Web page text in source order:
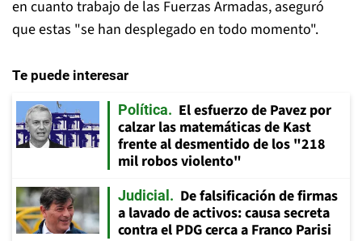
en cuanto trabajo de las Fuerzas Armadas, aseguró
que estas "se han desplegado en todo momento".
Te puede interesar
Política
El esfuerzo de Pavez por
calzar las matemáticas de Kast
frente al desmentido de los "218
mil robos violento"
Judicial
De falsificación de firmas
a lavado de activos: causa secreta
contra el PDG cerca a Franco Parisi